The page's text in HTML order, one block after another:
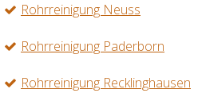
Rohrreinigung Neuss
Rohrreinigung Paderborn
Rohrreinigung Recklinghausen